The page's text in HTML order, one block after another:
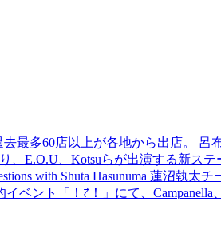
最多60店以上が各地から出店。
、E.O.U、Kotsuらが出演する新ステ
with Shuta Hasunuma 蓮沼執太
ベント「！⇄！」にて、